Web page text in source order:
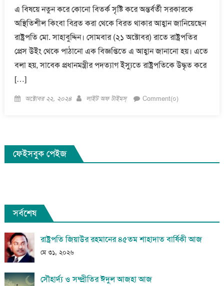
এ বিষয়ে নতুন করে কোনো বিতর্ক সৃষ্টি করে অন্তর্বর্তী সরকারকে
অস্থিতিশীল কিংবা বিব্রত করা থেকে বিরত থাকার আহ্বান জানিয়েছেন
রাষ্ট্রপতি মো. সাহাবুদ্দিন। সোমবার (২১ অক্টোবর) রাতে রাষ্ট্রপতির
প্রেস উইং থেকে পাঠানো এক বিজ্ঞপ্তিতে এ আহ্বান জানানো হয়। এতে
বলা হয়, সাবেক প্রধানমন্ত্রীর পদত্যাগ ইস্যুতে রাষ্ট্রপতিকে উদ্ধৃত করে
[…]
Posted
অক্টোবর ২২, ২০২৪ Author
লাইট অফ টাইমস্ Comment(০)
ফেইসবুক পেইজ
সর্বশেষ
রাষ্ট্রপতি জিয়াউর রহমানের ৪৫তম শাহাদাত বার্ষিকী আজ
মে ৩১, ২০২৬
সৌহার্দ্য ও সম্প্রীতির ঈদুল আজহা আজ